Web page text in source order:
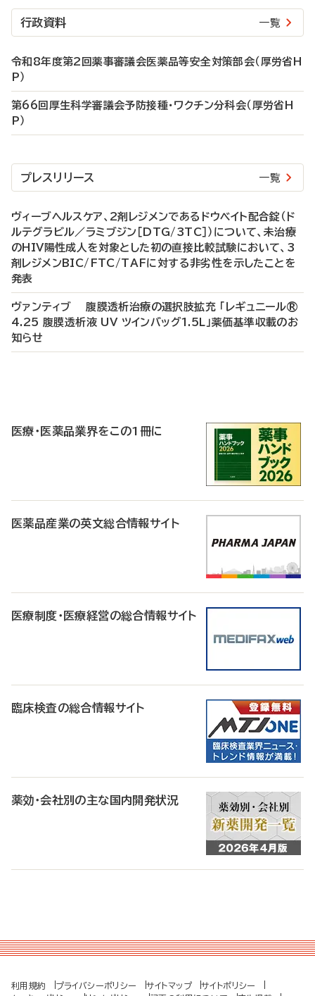
行政資料 一覧
令和8年度第2回薬事審議会医薬品等安全対策部会（厚労省H
P）
第66回厚生科学審議会予防接種・ワクチン分科会（厚労省H
P）
プレスリリース 一覧
ヴィーブヘルスケア、2剤レジメンであるドウベイト配合錠（ド
ルテグラビル／ラミブジン［DTG/3TC］）について、未治療
のHIV陽性成人を対象とした初の直接比較試験において、3
剤レジメンBIC/FTC/TAFに対する非劣性を示したことを
発表
ヴァンティブ 腹膜透析治療の選択肢拡充 「レギュニール®
4.25 腹膜透析液 UV ツインバッグ1.5L」薬価基準収載のお
知らせ
医療・医薬品業界をこの1冊に
医薬品産業の英文総合情報サイト
医療制度・医療経営の総合情報サイト
臨床検査の総合情報サイト
薬効・会社別の主な国内開発状況
利用規約 プライバシーポリシー サイトマップ
サイトポリシー